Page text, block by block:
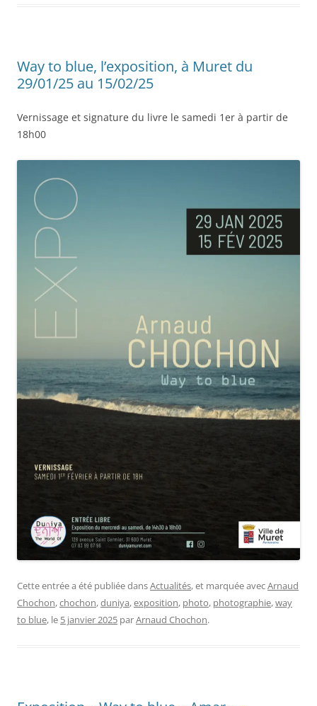
Way to blue, l’exposition, à Muret du
29/01/25 au 15/02/25
Vernissage et signature du livre le samedi 1er à partir de
18h00
Cette entrée a été publiée dansActualités, et marquée avecArnaud
Chochon,chochon,duniya,exposition, photo, photographie,way
to blue, le 5 janvier 2025 parArnaud Chochon.